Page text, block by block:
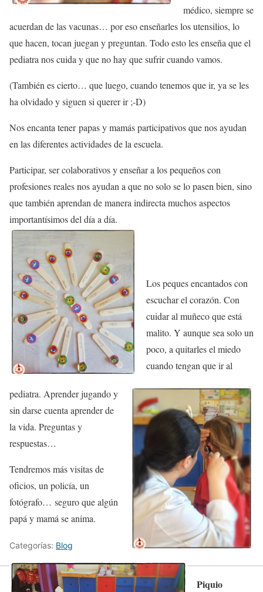
médico, siempre se
acuerdan de las vacunas… por eso enseñarles los utensilios, lo
que hacen, tocan juegan y preguntan. Todo esto les enseña que el
pediatra nos cuida y que no hay que sufrir cuando vamos.
(También es cierto… que luego, cuando tenemos que ir, ya se les
ha olvidado y siguen si querer ir ;-D)
Nos encanta tener papas y mamás participativos que nos ayudan
en las diferentes actividades de la escuela.
Participar, ser colaborativos y enseñar a los pequeños con
profesiones reales nos ayudan a que no solo se lo pasen bien, sino
que también aprendan de manera indirecta muchos aspectos
importantísimos del día a día.
Los peques encantados con
escuchar el corazón. Con
cuidar al muñeco que está
malito. Y aunque sea solo un
poco, a quitarles el miedo
cuando tengan que ir al
pediatra. Aprender jugando y
sin darse cuenta aprender de
la vida. Preguntas y
respuestas…
Tendremos más visitas de
oficios, un policía, un
fotógrafo… seguro que algún
papá y mamá se anima.
Categorías: Blog
Piquio